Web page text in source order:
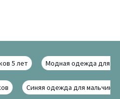
5 лет Модная одежда для
Синяя одежда для мальчиков